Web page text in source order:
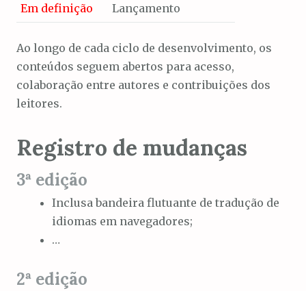
Em definição Lançamento
Ao longo de cada ciclo de desenvolvimento, os
conteúdos seguem abertos para acesso,
colaboração entre autores e contribuições dos
leitores.
Registro de mudanças
3ª edição
Inclusa bandeira flutuante de tradução de
idiomas em navegadores;
…
2ª edição